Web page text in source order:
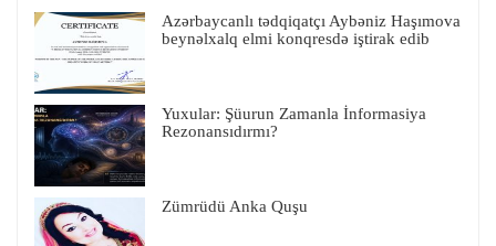
Azərbaycanlı tədqiqatçı Aybəniz Haşımova
beynəlxalq elmi konqresdə iştirak edib
Yuxular: Şüurun Zamanla İnformasiya
Rezonansıdırmı?
Zümrüdü Anka Quşu